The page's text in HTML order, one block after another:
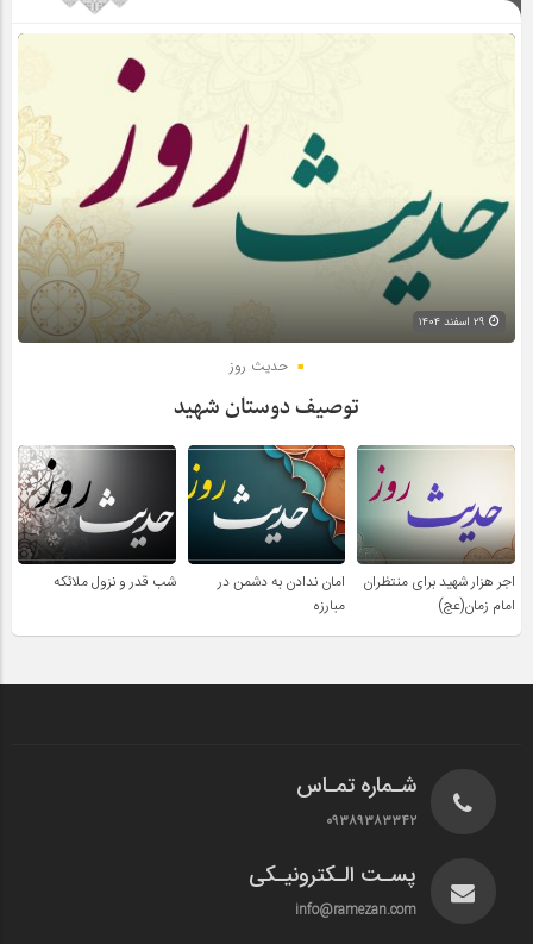
حدیث روز
توصیف دوستان شهید
اجر هزار شهید برای منتظران
امام زمان(عج)
امان ندادن به دشمن در
مبارزه
شب قدر و نزول ملائکه
شـماره تمـاس
۰۹۳۸۹۳۸۳۳۴۲
پسـت الـکترونیـکی
info@ramezan.com